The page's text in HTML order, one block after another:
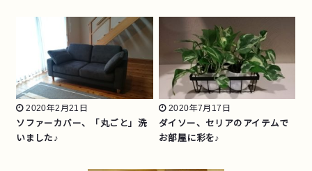
2020年2月21日
ソファーカバー、「丸ごと」洗
いました♪
2020年7月17日
ダイソー、セリアのアイテムで
お部屋に彩を♪